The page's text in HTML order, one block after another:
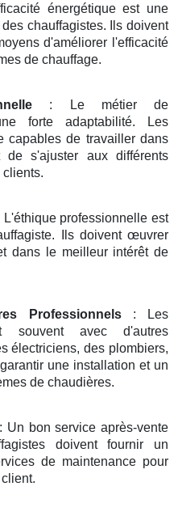
énergétique est une
chauffagistes. Ils doivent
d'améliorer l'efficacité
de chauffage.
: Le métier de
forte adaptabilité. Les
capables de travailler dans
de s'ajuster aux différents
clients.
professionnelle est
Ils doivent œuvrer
dans le meilleur intérêt de
Professionnels: Les
souvent avec d'autres
électriciens, des plombiers,
une installation et un
de chaudières.
: Un bon service après-vente
doivent fournir un
de maintenance pour